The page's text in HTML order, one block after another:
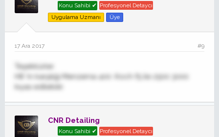
Konu Sahibi ✔ Profesyonel Detaycı
Uygulama Uzmanı
Üye
17 Ara 2017 #9
Teşekkürler.
H8 'in karşılığı Menzerna 400 .Koch f5 ile 2500 3000
kıyas edilebilir.
CNR Detailing
Konu Sahibi ✔ Profesyonel Detaycı